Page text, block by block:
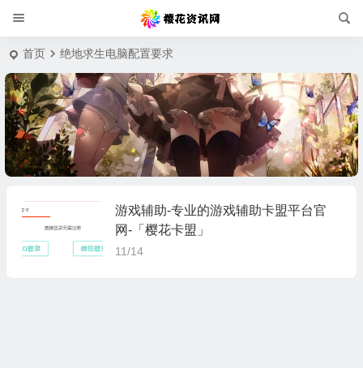
首页 绝地求生电脑配置要求
游戏辅助-专业的游戏辅助卡盟平台官
网-「樱花卡盟」
11/14